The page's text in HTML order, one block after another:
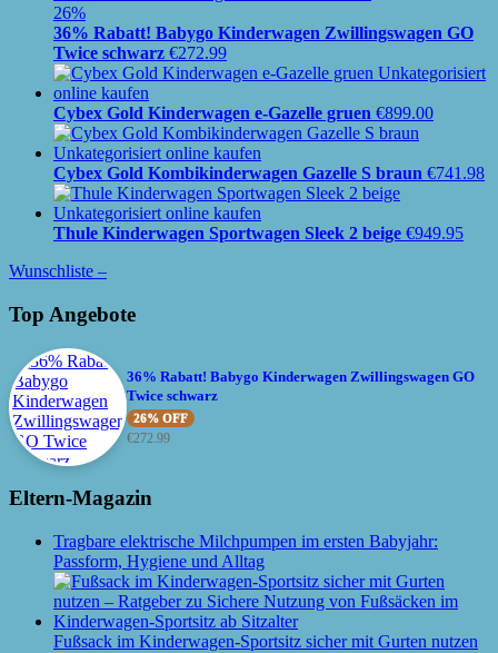
26%
36% Rabatt! Babygo Kinderwagen Zwillingswagen GO
Twice schwarz €272.99
Cybex Gold Kinderwagen e-Gazelle gruen €899.00
Cybex Gold Kombikinderwagen Gazelle S braun €741.98
Thule Kinderwagen Sportwagen Sleek 2 beige €949.95
Wunschliste –
Top Angebote
36% Rabatt! Babygo Kinderwagen Zwillingswagen GO
Twice schwarz
26% OFF
€272.99
Eltern-Magazin
Tragbare elektrische Milchpumpen im ersten Babyjahr:
Passform, Hygiene und Alltag
Fußsack im Kinderwagen-Sportsitz sicher mit Gurten nutzen